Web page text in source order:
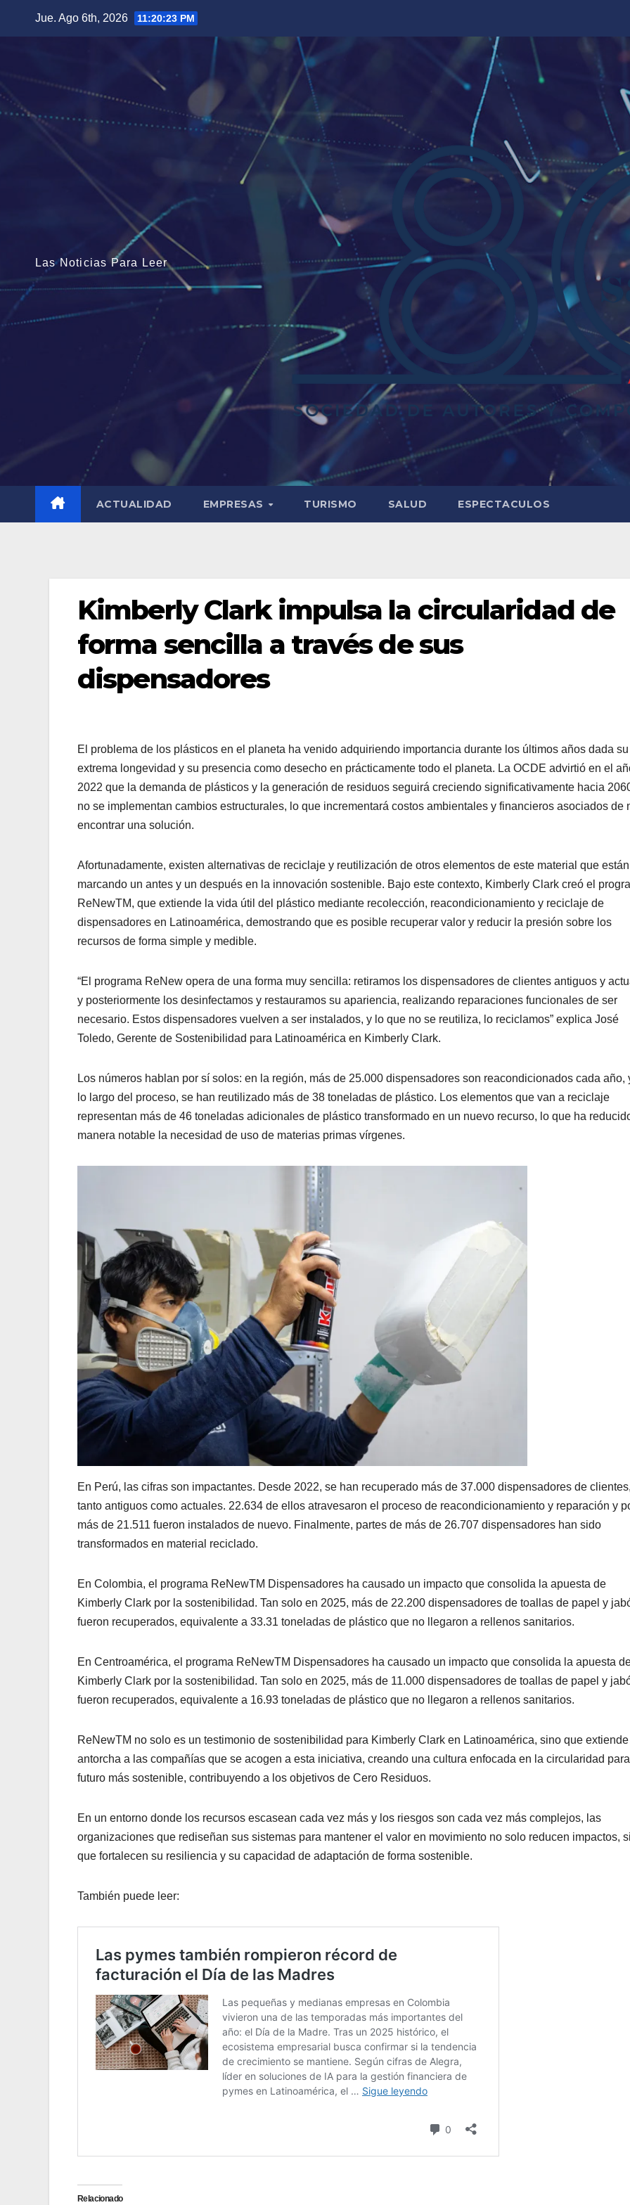
Jue. Ago 6th, 2026 11:20:25 PM
Las Noticias Para Leer
ACTUALIDAD EMPRESAS TURISMO SALUD ESPECTACULOS
Kimberly Clark impulsa la circularidad de
forma sencilla a través de sus
dispensadores
El problema de los plásticos en el planeta ha venido adquiriendo importancia durante los últimos años dada su
extrema longevidad y su presencia como desecho en prácticamente todo el planeta. La OCDE advirtió en el
2022 que la demanda de plásticos y la generación de residuos seguirá creciendo significativamente hacia
no se implementan cambios estructurales, lo que incrementará costos ambientales y financieros asociados de
encontrar una solución.
Afortunadamente, existen alternativas de reciclaje y reutilización de otros elementos de este material que están
marcando un antes y un después en la innovación sostenible. Bajo este contexto, Kimberly Clark creó el
ReNewTM, que extiende la vida útil del plástico mediante recolección, reacondicionamiento y reciclaje de
dispensadores en Latinoamérica, demostrando que es posible recuperar valor y reducir la presión sobre los
recursos de forma simple y medible.
“El programa ReNew opera de una forma muy sencilla: retiramos los dispensadores de clientes antiguos y
y posteriormente los desinfectamos y restauramos su apariencia, realizando reparaciones funcionales de ser
necesario. Estos dispensadores vuelven a ser instalados, y lo que no se reutiliza, lo reciclamos” explica José
Toledo, Gerente de Sostenibilidad para Latinoamérica en Kimberly Clark.
Los números hablan por sí solos: en la región, más de 25.000 dispensadores son reacondicionados cada año,
lo largo del proceso, se han reutilizado más de 38 toneladas de plástico. Los elementos que van a reciclaje
representan más de 46 toneladas adicionales de plástico transformado en un nuevo recurso, lo que ha
manera notable la necesidad de uso de materias primas vírgenes.
En Perú, las cifras son impactantes. Desde 2022, se han recuperado más de 37.000 dispensadores de clientes,
tanto antiguos como actuales. 22.634 de ellos atravesaron el proceso de reacondicionamiento y reparación y
más de 21.511 fueron instalados de nuevo. Finalmente, partes de más de 26.707 dispensadores han sido
transformados en material reciclado.
En Colombia, el programa ReNewTM Dispensadores ha causado un impacto que consolida la apuesta de
Kimberly Clark por la sostenibilidad. Tan solo en 2025, más de 22.200 dispensadores de toallas de papel y
fueron recuperados, equivalente a 33.31 toneladas de plástico que no llegaron a rellenos sanitarios.
En Centroamérica, el programa ReNewTM Dispensadores ha causado un impacto que consolida la apuesta
Kimberly Clark por la sostenibilidad. Tan solo en 2025, más de 11.000 dispensadores de toallas de papel y
fueron recuperados, equivalente a 16.93 toneladas de plástico que no llegaron a rellenos sanitarios.
ReNewTM no solo es un testimonio de sostenibilidad para Kimberly Clark en Latinoamérica, sino que extiende
antorcha a las compañías que se acogen a esta iniciativa, creando una cultura enfocada en la circularidad
futuro más sostenible, contribuyendo a los objetivos de Cero Residuos.
En un entorno donde los recursos escasean cada vez más y los riesgos son cada vez más complejos, las
organizaciones que rediseñan sus sistemas para mantener el valor en movimiento no solo reducen impactos,
que fortalecen su resiliencia y su capacidad de adaptación de forma sostenible.
También puede leer:
Relacionado